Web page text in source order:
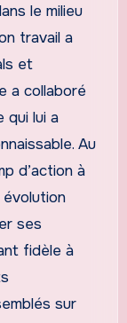
le milieu
travail a
et
a collaboré
lui a
Au
d’action à
ses
fidèle à
sur